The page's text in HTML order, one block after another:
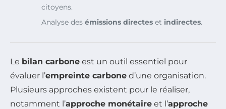
citoyens.
Analyse des émissions directes et indirectes.
Le bilan carbone est un outil essentiel pour
évaluer l’empreinte carbone d’une organisation.
Plusieurs approches existent pour le réaliser,
notamment l’approche monétaire et l’approche